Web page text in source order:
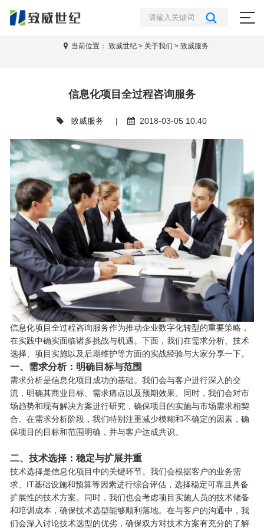
信息化项目全过程咨询服务
当前位置：致威世纪 > 关于我们 >致威服务
信息化项目全过程咨询服务
致威服务 | 2018-03-05 10:40
信息化项目全过程咨询服务作为推动企业数字化转型的重要策略，
在实践中确实面临诸多挑战与机遇。下面，我们在需求分析、技术
选择、项目实施以及后期维护等方面的实战经验与大家分享一下。
一、需求分析：明确目标与范围
需求分析是信息化项目成功的基础。我们会与客户进行深入的交
流，明确其商业目标、需求痛点以及预期效果。同时，我们会对市
场趋势和现有解决方案进行研究，确保项目的实施与市场需求相契
合。在需求分析阶段，我们特别注重减少模糊和不确定的因素，确
保项目的目标和范围明确，并与客户达成共识。
二、技术选择：稳定与扩展并重
技术选择是信息化项目中的关键环节。我们会根据客户的业务需
求、IT基础设施和预算等因素进行综合评估，选择稳定可靠且具备
扩展性的技术方案。同时，我们也会考虑项目实施人员的技术储备
和培训成本，确保技术选型能够顺利落地。在与客户的沟通中，我
们会深入讨论技术选型的优劣，确保双方对技术方案有充分的了解